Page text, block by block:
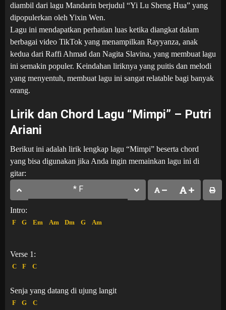
diambil dari lagu Mandarin berjudul “Yi Lu Sheng Hua” yang
dipopulerkan oleh Yixin Wen.
Lagu ini mendapatkan perhatian luas ketika diangkat dalam
berbagai video TikTok yang menampilkan Rayyanza, anak
kedua dari Raffi Ahmad dan Nagita Slavina, yang membuat lagu
ini semakin populer. Keindahan liriknya yang puitis dan melodi
yang menyentuh, membuat lagu ini sangat relatable bagi banyak
orang.
Lirik dan Chord Lagu “Mimpi” – Putri
Ariani
Berikut ini adalah lirik lengkap lagu “Mimpi” beserta chord
yang bisa digunakan jika Anda ingin memainkan lagu ini di
gitar:
Intro:
F G Em Am Dm G Am
Verse 1:
C F C
Senja yang datang di ujung langit
F G C